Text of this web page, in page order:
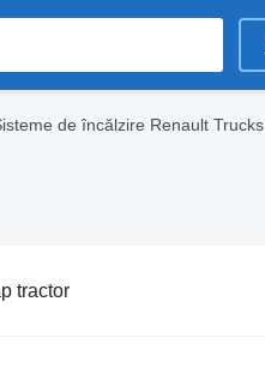
de încălzire Renault Trucks
tractor